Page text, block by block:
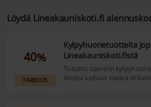
Löydä Lineakauniskoti.fi
40%
TARJOUS
Kylpyhuonetuotteita
Lineakauniskoti.fistä
Tutustu upeisiin
Alessa valtava määrä